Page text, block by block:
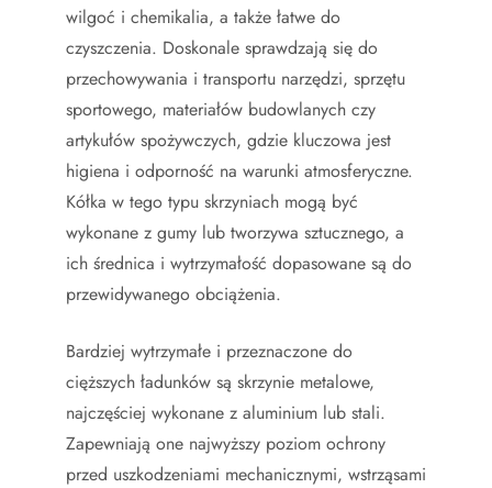
wilgoć i chemikalia, a także łatwe do
czyszczenia. Doskonale sprawdzają się do
przechowywania i transportu narzędzi, sprzętu
sportowego, materiałów budowlanych czy
artykułów spożywczych, gdzie kluczowa jest
higiena i odporność na warunki atmosferyczne.
Kółka w tego typu skrzyniach mogą być
wykonane z gumy lub tworzywa sztucznego, a
ich średnica i wytrzymałość dopasowane są do
przewidywanego obciążenia.
Bardziej wytrzymałe i przeznaczone do
cięższych ładunków są skrzynie metalowe,
najczęściej wykonane z aluminium lub stali.
Zapewniają one najwyższy poziom ochrony
przed uszkodzeniami mechanicznymi, wstrząsami